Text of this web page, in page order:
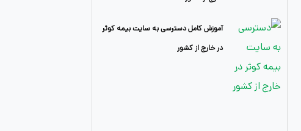
آموزش کامل دسترسی به سایت بیمه کوثر
در خارج از کشور